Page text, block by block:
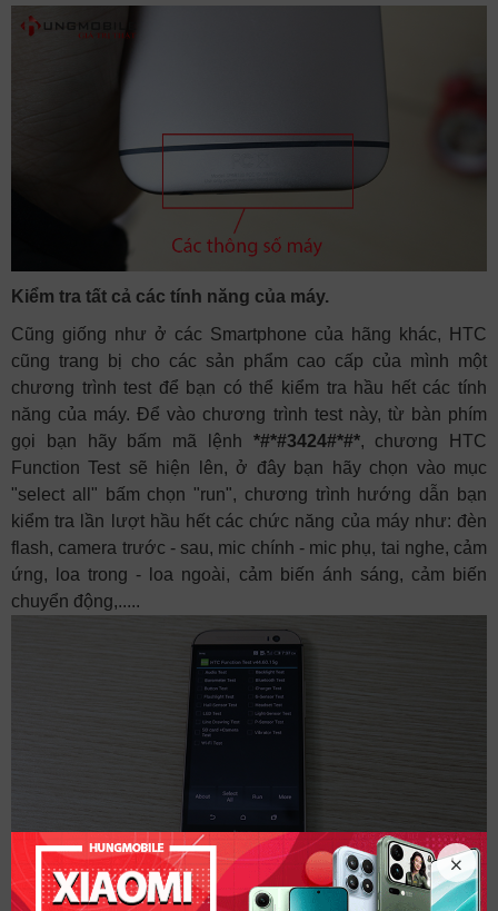
Kiểm tra tất cả các tính năng của máy.
Cũng giống như ở các Smartphone của hãng khác, HTC
cũng trang bị cho các sản phẩm cao cấp của mình một
chương trình test để bạn có thể kiểm tra hầu hết các tính
năng của máy. Để vào chương trình test này, từ bàn phím
gọi bạn hãy bấm mã lệnh *#*#3424#*#*, chương HTC
Function Test sẽ hiện lên, ở đây bạn hãy chọn vào mục
"select all" bấm chọn "run", chương trình hướng dẫn bạn
kiểm tra lần lượt hầu hết các chức năng của máy như: đèn
flash, camera trước - sau, mic chính - mic phụ, tai nghe, cảm
ứng, loa trong - loa ngoài, cảm biến ánh sáng, cảm biến
chuyển động,.....